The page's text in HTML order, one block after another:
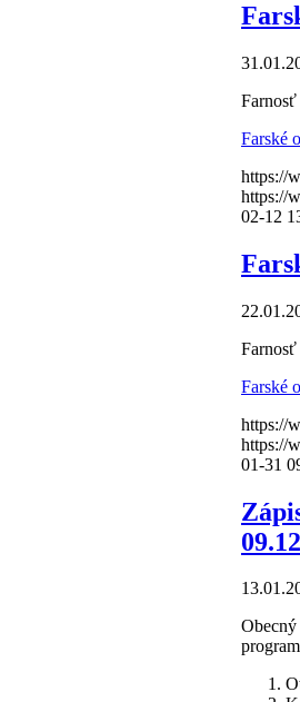
Farnosť
Farské
https://
https://
02-12
Farnosť
Farské
https://
https://
01-31
Obecný